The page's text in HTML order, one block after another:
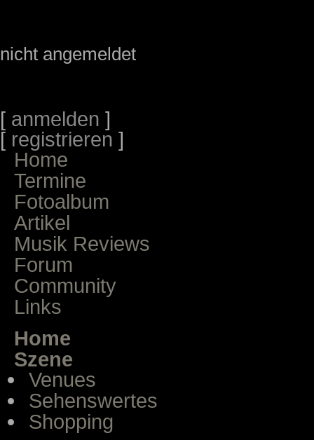
nicht angemeldet
[ anmelden ]
[ registrieren ]
Home
Termine
Fotoalbum
Artikel
Musik Reviews
Forum
Community
Links
Home
Szene
Venues
Sehenswertes
Shopping